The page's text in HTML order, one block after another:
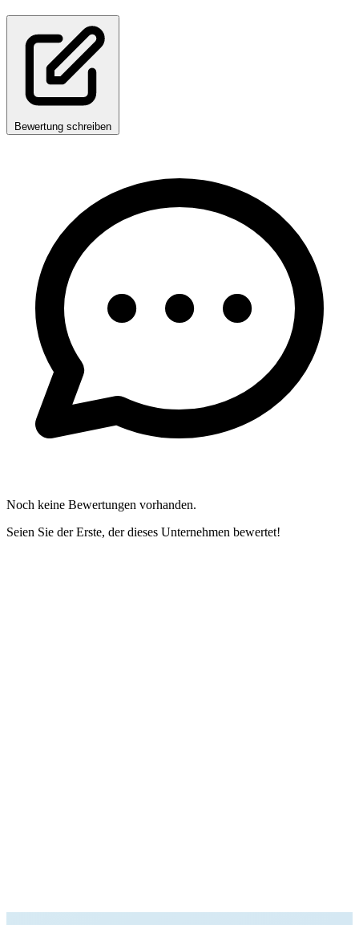
Bewertung schreiben
Noch keine Bewertungen vorhanden.
Seien Sie der Erste, der dieses Unternehmen bewertet!